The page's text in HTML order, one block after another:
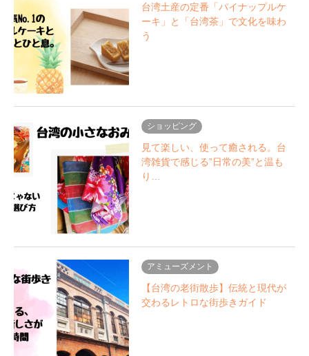
台湾土産の定番「パイナップルケ
ーキ」と「台湾茶」で文化を味わ
う
ショッピング
見て楽しい、使って癒される。台
湾雑貨で感じる”日常の美”と温も
り…
アミューズメント
【台湾の老街散歩】伝統と現代が
交わるレトロな街歩きガイド